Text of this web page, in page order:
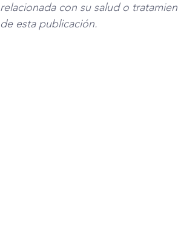
relacionada con su salud o
de esta publicación.